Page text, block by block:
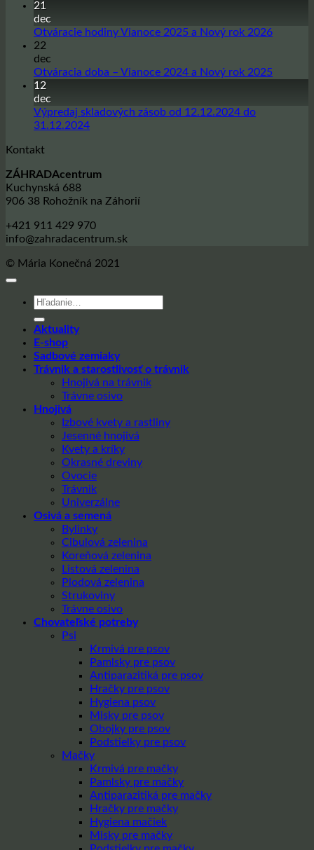
Sadbové
sezónu
21
dec
Otváracie hodiny Vianoce 2025 a Nový rok 2026Žiadne
22
dec
Otváracia doba – Vianoce 2024 a Nový rok 2025Žiadne
12
dec
Výpredaj skladových zásob od 12.12.2024 do
31.12.2024Žiadne
skladových
od
do
31.12.2024
Kontakt
ZÁHRADAcentrum
Kuchynská 688
906 38 Rohožník na Záhorií
+421 911 429 970
info@zahradacentrum.sk
© Mária Konečná 2021
Hľadať:
Aktuality
E-shop
Sadbové zemiaky
Trávnik a starostlivosť o trávnik
Hnojivá na trávnik
Trávne osivo
Hnojivá
Izbové kvety a rastliny
Jesenné hnojivá
Kvety a kríky
Okrasné dreviny
Ovocie
Trávnik
Univerzálne
Osivá a semená
Bylinky
Cibulová zelenina
Koreňová zelenina
Listová zelenina
Plodová zelenina
Strukoviny
Trávne osivo
Chovateľské potreby
Psi
Krmivá pre psov
Pamlsky pre psov
Antiparazitiká pre psov
Hračky pre psov
Hygiena psov
Misky pre psov
Obojky pre psov
Podstielky pre psov
Mačky
Krmivá pre mačky
Pamlsky pre mačky
Antiparazitiká pre mačky
Hračky pre mačky
Hygiena mačiek
Misky pre mačky